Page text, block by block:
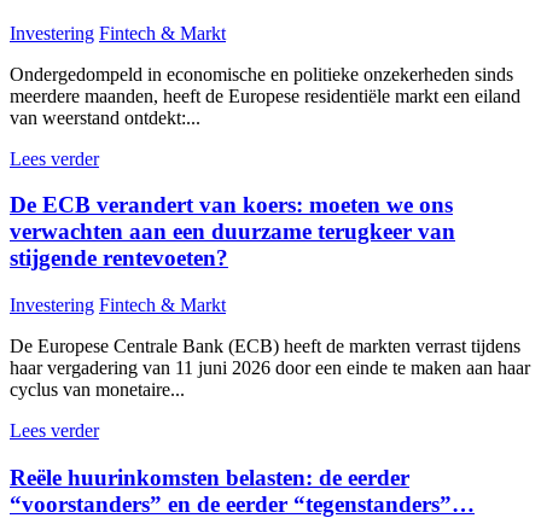
Investering Fintech & Markt
Ondergedompeld in economische en politieke onzekerheden sinds
meerdere maanden, heeft de Europese residentiële markt een eiland
van weerstand ontdekt:...
Lees verder
De ECB verandert van koers: moeten we ons
verwachten aan een duurzame terugkeer van
stijgende rentevoeten?
Investering Fintech & Markt
De Europese Centrale Bank (ECB) heeft de markten verrast tijdens
haar vergadering van 11 juni 2026 door een einde te maken aan haar
cyclus van monetaire...
Lees verder
Reële huurinkomsten belasten: de eerder
“voorstanders” en de eerder “tegenstanders”…